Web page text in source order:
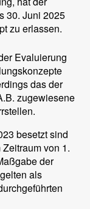
30. Juni 2025
zu erlassen.
Evaluierung
das der
zugewiesene
besetzt sind
von 1.
der
als